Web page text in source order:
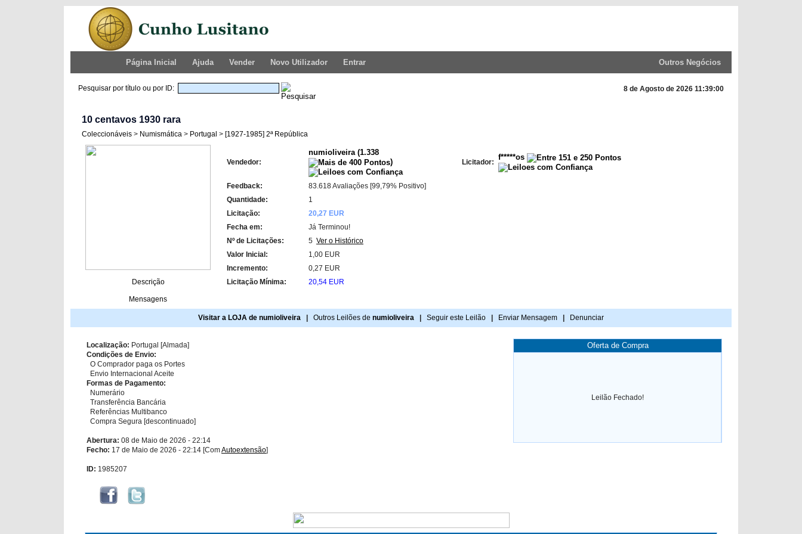
Página Inicial Ajuda Vender Novo Utilizador Entrar Outros Negócios
Pesquisar por título ou por ID: 8 de Agosto de 2026 11:39:00
10 centavos 1930 rara
Coleccionáveis > Numismática > Portugal > [1927-1985] 2ª República
Descrição
Mensagens
Vendedor:
numioliveira(1.338
)
Licitador:
f*****os
Feedback:
83.618 Avaliações [99,79% Positivo]
Quantidade:
1
Licitação:
20,27 EUR
Fecha em:
Já Terminou!
Nº de Licitações:
5 Ver o Histórico
Valor Inicial:
1,00 EUR
Incremento:
0,27 EUR
Licitação Mínima:
20,54 EUR
Visitar a LOJA de numioliveira Outros Leilões de numioliveira Seguir este Leilão Enviar Mensagem Denunciar
Localização: Portugal [Almada]
Condições de Envio:
O Comprador paga os Portes
Envio Internacional Aceite
Formas de Pagamento:
Numerário
Transferência Bancária
Referências Multibanco
Compra Segura [descontinuado]
Abertura: 08 de Maio de 2026 - 22:14
Fecho: 17 de Maio de 2026 - 22:14 [ComAutoextensão]
ID: 1985207
Oferta de Compra
Leilão Fechado!